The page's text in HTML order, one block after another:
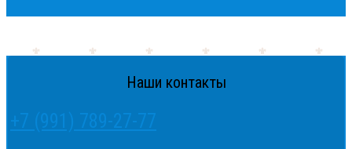
Наши контакты
+7 (991) 789-27-77